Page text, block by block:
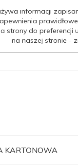
informacji
strony do preferencji
na naszej stronie -
KARTONOWA